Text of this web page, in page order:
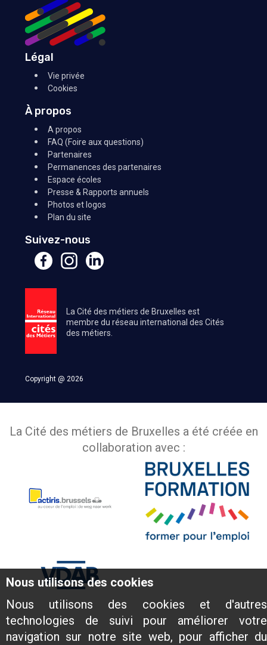
Nous utilisons des cookies
Nous utilisons des cookies et d'autres
technologies de suivi pour améliorer votre
navigation sur notre site web, pour afficher du
Légal
Vie privée
Cookies
À propos
A propos
FAQ (Foire aux questions)
Partenaires
Permanences des partenaires
Espace écoles
Presse & Rapports annuels
Photos et logos
Plan du site
Suivez-nous
La Cité des métiers de Bruxelles est
membre du réseau international des Cités
des métiers.
Copyright @ 2026
La Cité des métiers de Bruxelles a été créée en
collaboration avec :